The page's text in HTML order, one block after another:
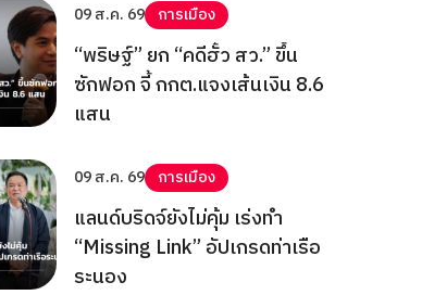
09 ส.ค. 69 การเมือง
“พริษฐ์” ยก “คดีฮั้ว สว.” ขึ้น
ซักฟอก จี้ กกต.แจงเส้นเงิน 8.6
แสน
09 ส.ค. 69 การเมือง
แลนด์บริดจ์ยังไม่คุ้ม เร่งทำ
“Missing Link” อัปเกรดท่าเรือ
ระนอง